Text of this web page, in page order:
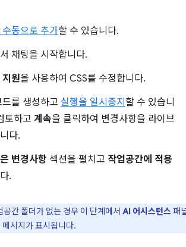
수동으로 추가할 수 있습니다.
채팅을 시작합니다.
원을 사용하여 CSS를 수정합니다.
드를 생성하고 실행을 일시중지 할 수 있습니
토하고 계속을 클릭하여 변경사항을 라이브
다.
변경사항 섹션을 펼치고 작업공간에 적용
.
공간 폴더가 없는 경우 이 단계에서 AI 어시스턴스 패
시지가 표시됩니다.